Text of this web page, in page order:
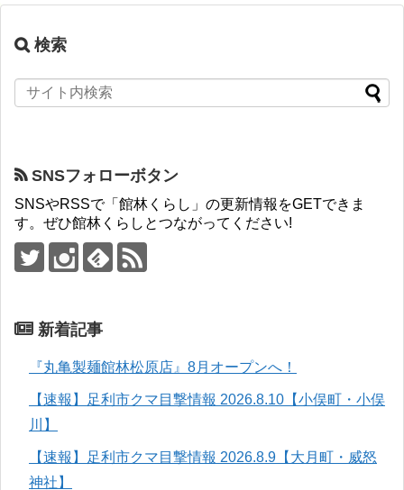
検索
SNSフォローボタン
SNSやRSSで「館林くらし」の更新情報をGETできま
す。ぜひ館林くらしとつながってください!
新着記事
『丸亀製麺館林松原店』8月オープンへ！
【速報】足利市クマ目撃情報 2026.8.10【小俣町・小俣
川】
【速報】足利市クマ目撃情報 2026.8.9【大月町・威怒
神社】